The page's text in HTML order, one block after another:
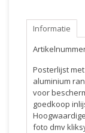
Informatie
Posterlijst
aluminium
voor
goedkoop
foto dmv